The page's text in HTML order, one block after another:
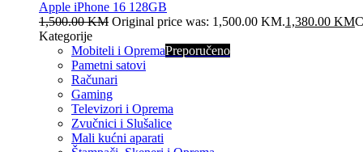
Apple iPhone 16 128GB
1,500.00KM Original price was: 1,500.00 KM.1,380.00 KM
Kategorije
Mobiteli i OpremaPreporučeno
Pametni satovi
Računari
Gaming
Televizori i Oprema
Zvučnici i Slušalice
Mali kućni aparati